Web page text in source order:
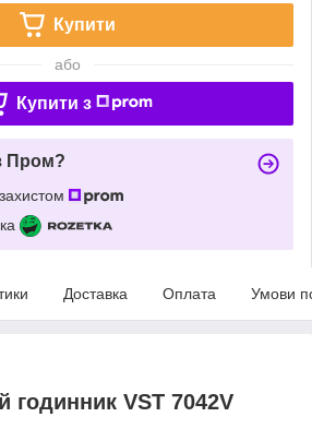
Купити
або
Купити з
Пром?
Доставка Оплата Умови
годинник VST 7042V